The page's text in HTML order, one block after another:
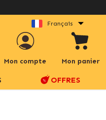
Français
Mon compte Mon panier
OFFRES